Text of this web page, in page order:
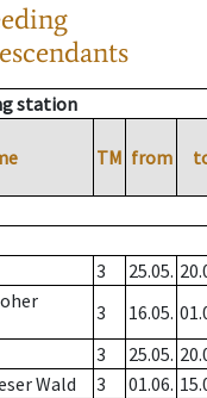
station
TM from
3 25.05.
3 16.05.
3 25.05.
Wald 3 01.06.